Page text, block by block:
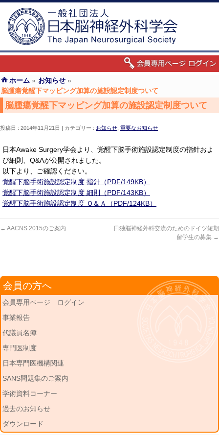
ホーム » お知らせ »
脳腫瘍覚醒下マッピング加算の施設認定制度ついて
脳腫瘍覚醒下マッピング加算の施設認定制度ついて
投稿日 : 2014年11月21日 カテゴリー : お知らせ 重要なお知らせ
日本Awake Surgery学会より、覚醒下脳手術施設認定制度の指針およ
び細則、Q&Aが公開されました。
以下より、ご確認ください。
覚醒下脳手術施設認定制度 指針（PDF/149KB）
覚醒下脳手術施設認定制度 細則（PDF/143KB）
覚醒下脳手術施設認定制度 Ｑ＆Ａ（PDF/124KB）
← AACNS 2015のご案内
日独脳神経外科交流のためのドイツ短期
留学生の募集 →
会員の方へ
会員専用ページ ログイン
事業報告
代議員名簿
専門医制度
日本専門医機構関連
SANS問題集のご案内
学術資料コーナー
過去のお知らせ
ダウンロード